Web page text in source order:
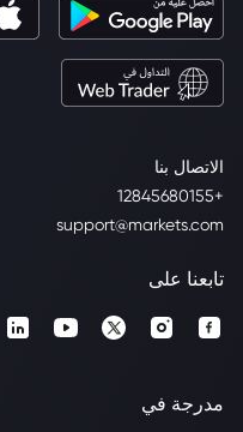
الاتصال بنا
+12845680155
support@markets.com
تابعنا على
مدرجة في